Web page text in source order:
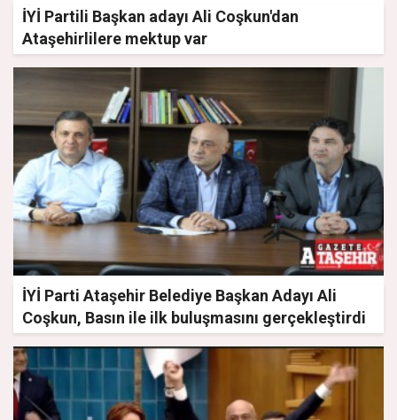
İYİ Partili Başkan adayı Ali Coşkun'dan
Ataşehirlilere mektup var
İYİ Parti Ataşehir Belediye Başkan Adayı Ali
Coşkun, Basın ile ilk buluşmasını gerçekleştirdi